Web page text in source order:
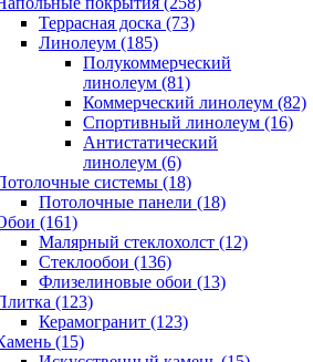
Террасная доска (73)
Линолеум (185)
Полукоммерческий
линолеум (81)
Коммерческий линолеум (82)
Спортивный линолеум (16)
Антистатический
линолеум (6)
системы (18)
Потолочные панели (18)
(161)
Малярный стеклохолст (12)
Стеклообои (136)
Флизелиновые обои (13)
(123)
Керамогранит (123)
(15)